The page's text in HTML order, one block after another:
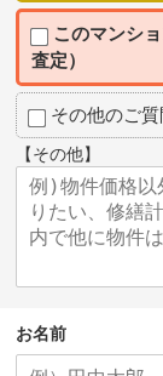
このマンシ
査定）
その他のご
【その他】
お名前